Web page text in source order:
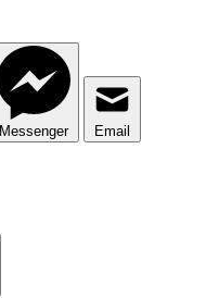
Messenger Email